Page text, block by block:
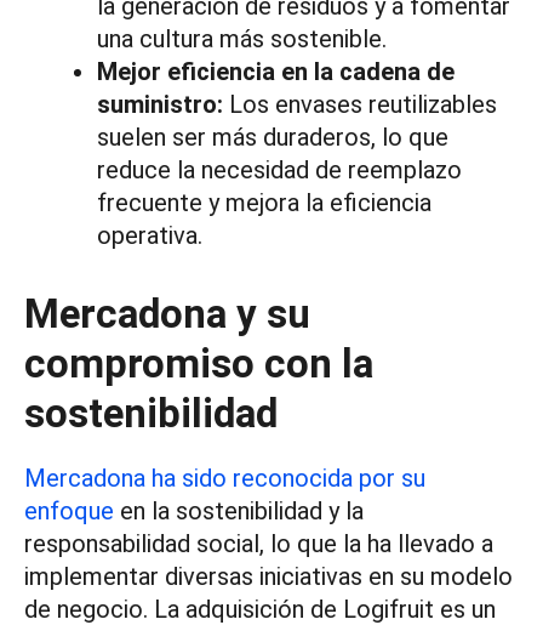
una cultura más sostenible.
Mejor eficiencia en la cadena de
suministro: Los envases reutilizables
suelen ser más duraderos, lo que
reduce la necesidad de reemplazo
frecuente y mejora la eficiencia
operativa.
Mercadona y su
compromiso con la
sostenibilidad
Mercadona ha sido reconocida por su
enfoque en la sostenibilidad y la
responsabilidad social, lo que la ha llevado a
implementar diversas iniciativas en su modelo
de negocio. La adquisición de Logifruit es un